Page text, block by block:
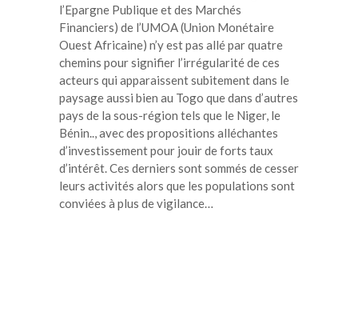
l’Epargne Publique et des Marchés
Financiers) de l’UMOA (Union Monétaire
Ouest Africaine) n’y est pas allé par quatre
chemins pour signifier l’irrégularité de ces
acteurs qui apparaissent subitement dans le
paysage aussi bien au Togo que dans d’autres
pays de la sous-région tels que le Niger, le
Bénin.., avec des propositions alléchantes
d’investissement pour jouir de forts taux
d’intérêt. Ces derniers sont sommés de cesser
leurs activités alors que les populations sont
conviées à plus de vigilance…